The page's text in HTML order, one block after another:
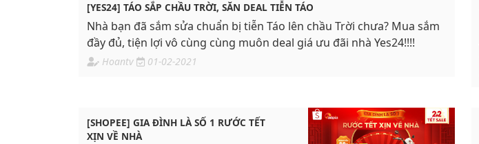
[YES24] TÁO SẮP CHẦU TRỜI, SĂN DEAL TIỄN TÁO
Nhà bạn đã sắm sửa chuẩn bị tiễn Táo lên chầu Trời chưa? Mua sắm
đầy đủ, tiện lợi vô cùng cùng muôn deal giá ưu đãi nhà Yes24!!!!
Hoantv 01-02-2021
[SHOPEE] GIA ĐÌNH LÀ SỐ 1 RƯỚC TẾT
XỊN VỀ NHÀ